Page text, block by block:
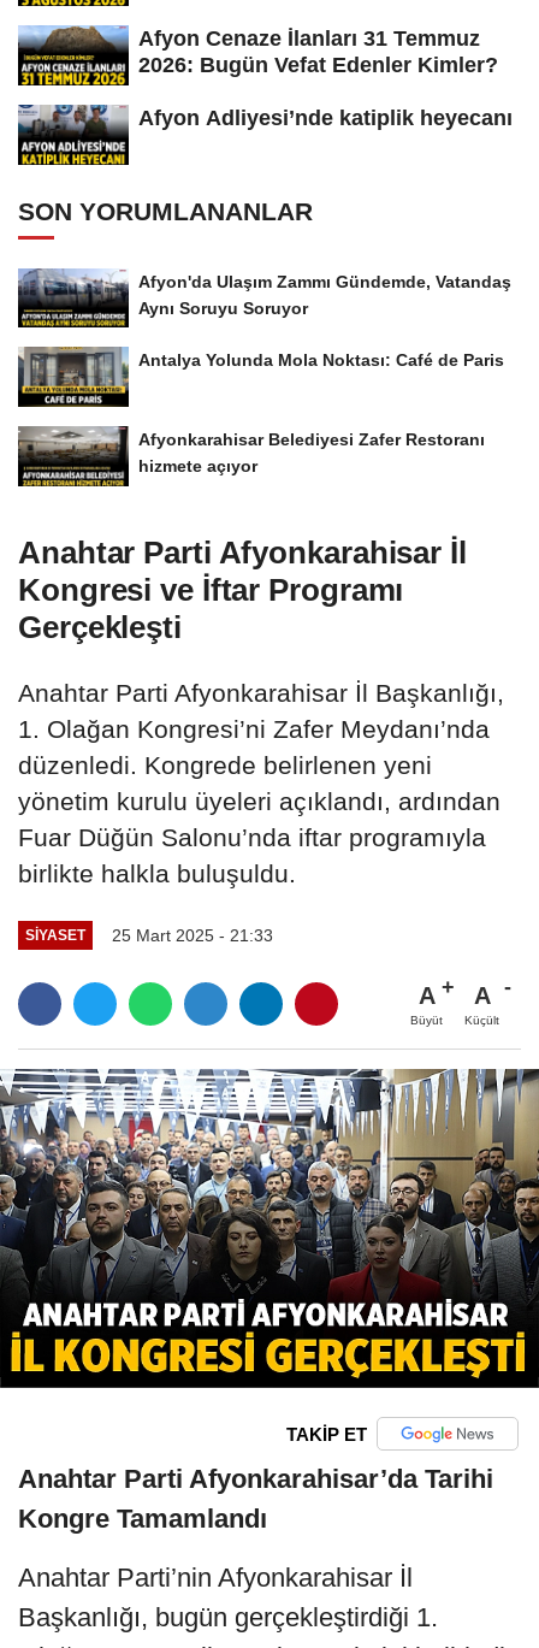
Afyon Cenaze İlanları 31 Temmuz
2026: Bugün Vefat Edenler Kimler?
Afyon Adliyesi’nde katiplik heyecanı
SON YORUMLANANLAR
Afyon'da Ulaşım Zammı Gündemde, Vatandaş
Aynı Soruyu Soruyor
Antalya Yolunda Mola Noktası: Café de Paris
Afyonkarahisar Belediyesi Zafer Restoranı
hizmete açıyor
Anahtar Parti Afyonkarahisar İl
Kongresi ve İftar Programı
Gerçekleşti
Anahtar Parti Afyonkarahisar İl Başkanlığı,
1. Olağan Kongresi’ni Zafer Meydanı’nda
düzenledi. Kongrede belirlenen yeni
yönetim kurulu üyeleri açıklandı, ardından
Fuar Düğün Salonu’nda iftar programıyla
birlikte halkla buluşuldu.
SIYASET 25 Mart 2025 - 21:33
A
Büyüt
A
Küçült
TAKİP ET
Anahtar Parti Afyonkarahisar’da Tarihi
Kongre Tamamlandı
Anahtar Parti’nin Afyonkarahisar İl
Başkanlığı, bugün gerçekleştirdiği 1.